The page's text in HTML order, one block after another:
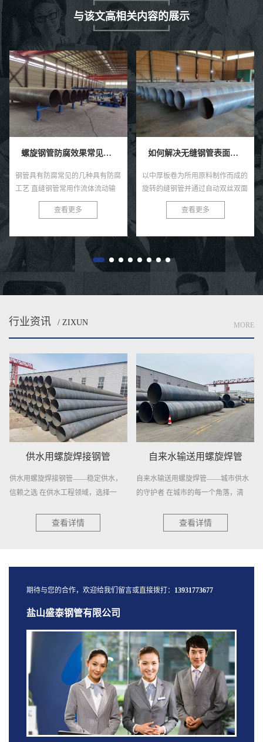
与该文高相关内容的展示
螺旋钢管防腐效果常见的四种具有防腐工艺技术。
钢管具有防腐常见的几种具有防腐
工艺 直缝钢管常用作流体流动输
送和其他气体高质量人才，管道系
统经常需要更多埋地、水下或者权
查看更多
如何解决无缝钢管表面感觉的褐色锈点？
以中厚板卷为所用原料制作而成的
旋转的缝钢管并通过自动双丝双面
焊条电弧焊压制成型而成的就是螺
旋焊管啦，直缝焊管将热轧扔进点
后...
查看更多
行业资讯 / ZIXUN MORE
供水用螺旋焊接钢管
供水用螺旋焊接钢管——稳定供水，
信赖之选 在供水工程领域，选择一
查看详情
自来水输送用螺旋焊管
自来水输送用螺旋焊管——城市供水
的守护者 在城市的每一个角落，清
查看详情
期待与您的合作，欢迎给我们留言或直接拨打： 13931773677
盐山盛泰钢管有限公司